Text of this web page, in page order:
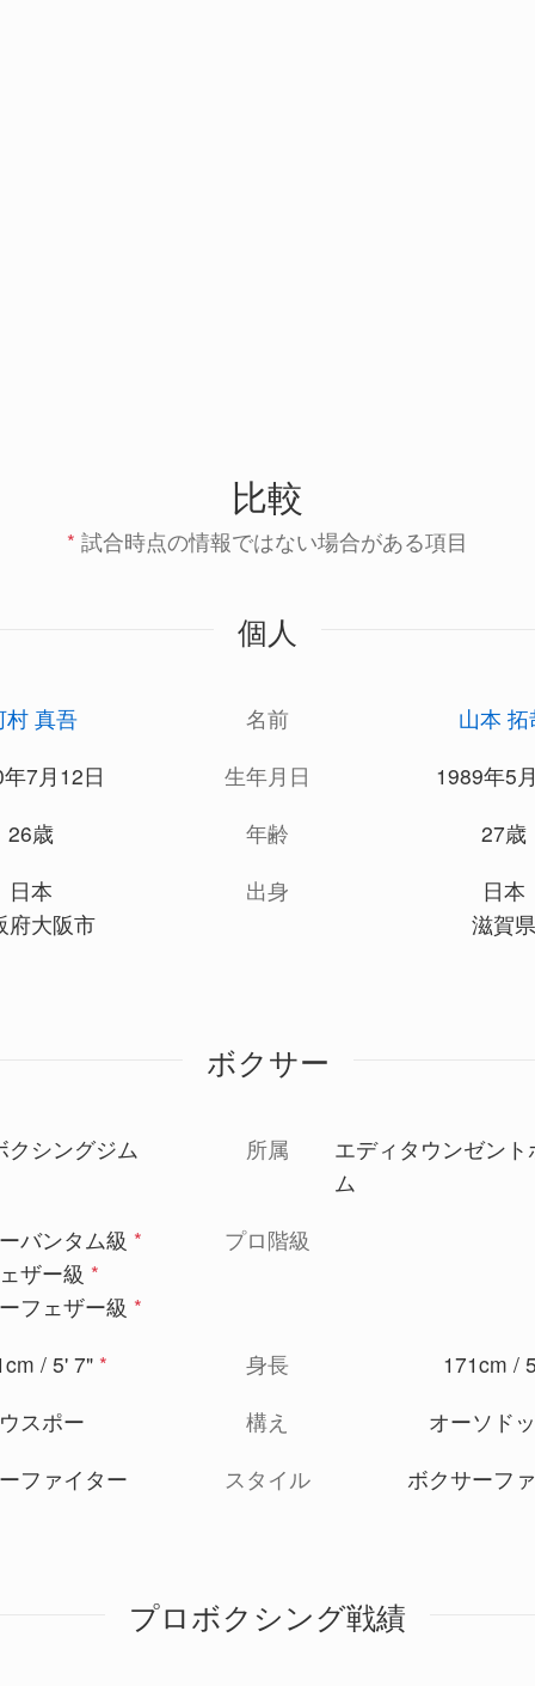
比較
* 試合時点の情報ではない場合がある項目
個人
村 真吾 名前
山本 拓
7月12日
生年月日
1989年5
26歳
年齢
27歳
日本
府大阪市
出身
日本
滋賀県
ボクサー
クシングジム 所属
エディタウンゼン
ム
バンタム級 *
ザー級 *
フェザー級 *
プロ階級
/ 5' 7" * 身長 171cm /
スポー
構え
オーソド
ファイター
スタイル ボクサーフ
プロボクシング戦績